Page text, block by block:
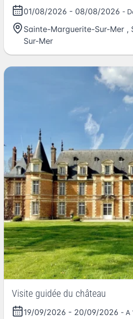
01/08/2026 - 08/08/2026 -
Sainte-Marguerite-Sur-Mer ,
Sur-Mer
Visite guidée du château
19/09/2026 - 20/09/2026 - A